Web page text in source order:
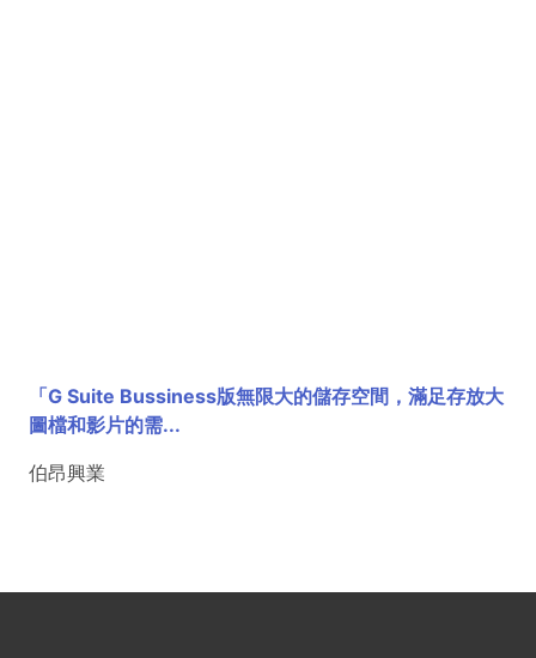
「G Suite Bussiness版無限大的儲存空間，滿足存放大
圖檔和影片的需...
伯昂興業